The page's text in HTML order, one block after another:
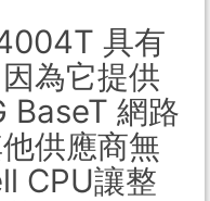
具有
為它提供
BaseT 網路
供應商無
CPU讓整